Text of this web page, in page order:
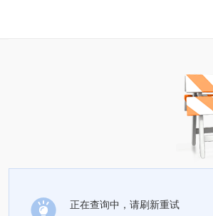
正在查询中，请刷新重试